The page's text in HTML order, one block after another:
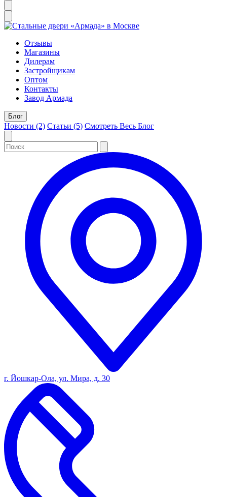
Отзывы
Магазины
Дилерам
Застройщикам
Оптом
Контакты
Завод Армада
Блог
Новости (2) Статьи (5) Смотреть Весь Блог
г. Йошкар-Ола, ул. Мира, д. 30